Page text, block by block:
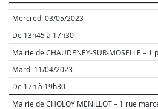
Mercredi 03/05/2023
De 13h45 à 17h30
Mairie de CHAUDENEY-SUR-MOSELLE –
Mardi 11/04/2023
De 17h à 19h30
Mairie de CHOLOY MENILLOT – 1 rue